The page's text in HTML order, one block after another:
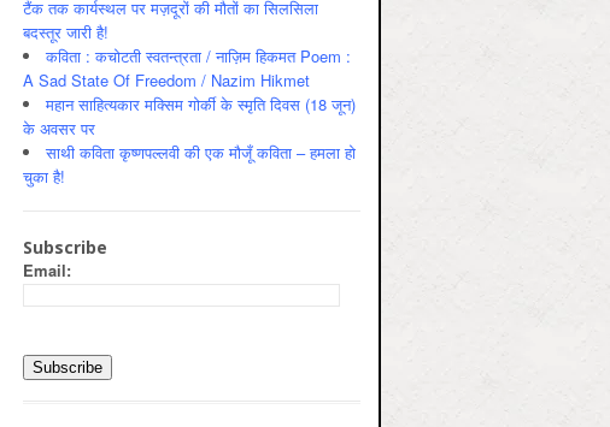
टैंक तक कार्यस्थल पर मज़दूरों की मौतों का सिलसिला
बदस्तूर जारी है!
कविता : कचोटती स्वतन्त्रता / नाज़िम हिकमत Poem :
A Sad State Of Freedom / Nazim Hikmet
महान साहित्यकार मक्सिम गोर्की के स्मृति दिवस (18 जून)
के अवसर पर
साथी कविता कृष्णपल्लवी की एक मौजूँ कविता – हमला हो
चुका है!
Subscribe
Email: